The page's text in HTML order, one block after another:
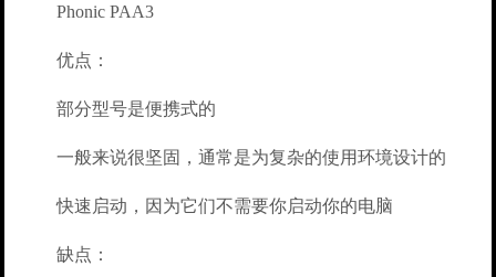
Phonic PAA3
优点：
部分型号是便携式的
一般来说很坚固，通常是为复杂的使用环境设计的
快速启动，因为它们不需要你启动你的电脑
缺点：